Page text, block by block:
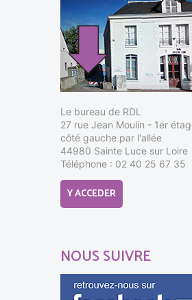
Le bureau de RDL
27 rue Jean Moulin - 1er
côté gauche par l'allée
44980 Sainte Luce sur Loire
Téléphone : 02 40 25 67 35
Y ACCEDER
NOUS SUIVRE